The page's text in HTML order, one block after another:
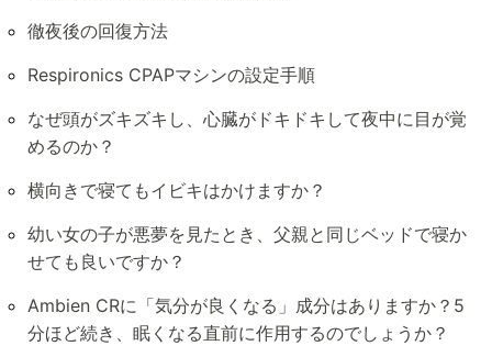
徹夜後の回復方法
Respironics CPAPマシンの設定手順
なぜ頭がズキズキし、心臓がドキドキして夜中に目が覚
めるのか？
横向きで寝てもイビキはかけますか？
幼い女の子が悪夢を見たとき、父親と同じベッドで寝か
せても良いですか？
Ambien CRに「気分が良くなる」成分はありますか？5
分ほど続き、眠くなる直前に作用するのでしょうか？